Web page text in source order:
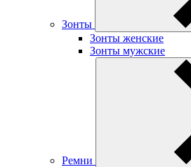
Зонты
Зонты женские
Зонты мужские
Ремни